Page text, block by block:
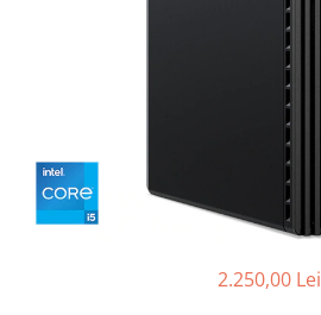
Card reader
Componente Renew/Refurbished
Placi de baza REFURBISHED
2.250,00 Lei